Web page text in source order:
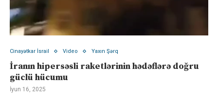
Cinayətkar İsrail Video Yaxın Şərq
İranın hipersəsli raketlərinin hədəflərə doğru
güclü hücumu
İyun 16, 2025